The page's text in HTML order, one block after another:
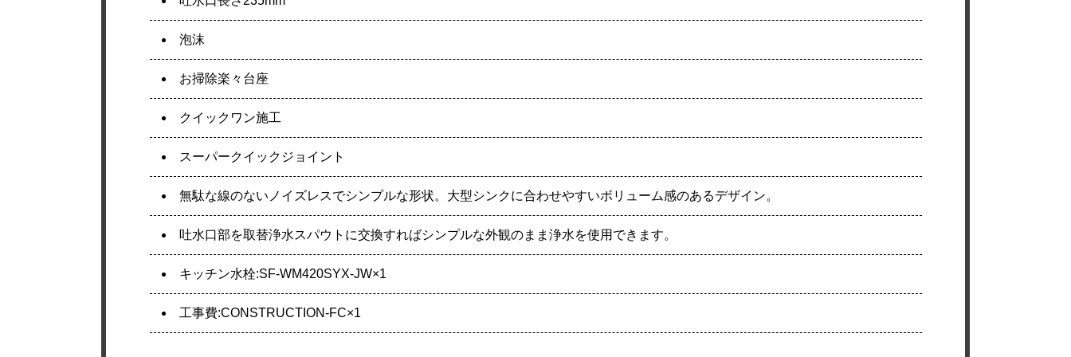
泡沫
お掃除楽々台座
クイックワン施工
スーパークイックジョイント
無駄な線のないノイズレスでシンプルな形状。大型シンクに合わせやすいボリューム感のあるデザイン。
吐水口部を取替浄水スパウトに交換すればシンプルな外観のまま浄水を使用できます。
キッチン水栓:SF-WM420SYX-JW×1
工事費:CONSTRUCTION-FC×1